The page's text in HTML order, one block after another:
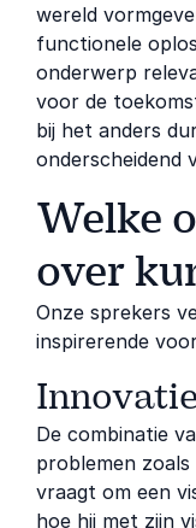
wereld
functionele
onderwerp
voor de
bij het anders
onderscheidend
Welke
over
Onze sprekers
inspirerende
De combinatie
problemen
vraagt om een
hoe hij met zijn